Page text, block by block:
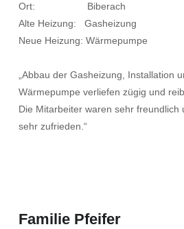
Ort: Biberach
Alte Heizung: Gasheizung
Neue Heizung: Wärmepumpe
„Abbau der Gasheizung, Installation
Wärmepumpe verliefen zügig und
Die Mitarbeiter waren sehr freundlich
sehr zufrieden.“
Familie Pfeifer